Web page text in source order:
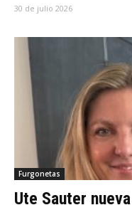
30 de julio 2026
Furgonetas
Ute Sauter